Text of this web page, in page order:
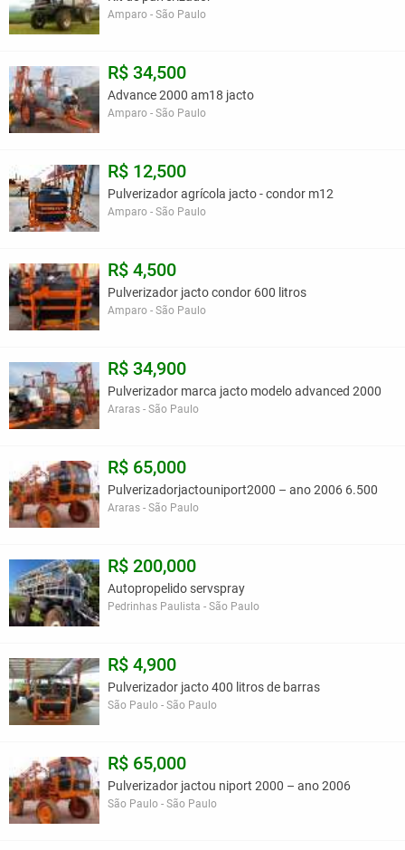
Amparo - São Paulo
R$ 34,500
Advance 2000 am18 jacto
Amparo - São Paulo
R$ 12,500
Pulverizador agrícola jacto - condor m12
Amparo - São Paulo
R$ 4,500
Pulverizador jacto condor 600 litros
Amparo - São Paulo
R$ 34,900
Pulverizador marca jacto modelo advanced 2000
Araras - São Paulo
R$ 65,000
Pulverizadorjactouniport2000 – ano 2006 6.500
Araras - São Paulo
R$ 200,000
Autopropelido servspray
Pedrinhas Paulista - São Paulo
R$ 4,900
Pulverizador jacto 400 litros de barras
São Paulo - São Paulo
R$ 65,000
Pulverizador jactou niport 2000 – ano 2006
São Paulo - São Paulo